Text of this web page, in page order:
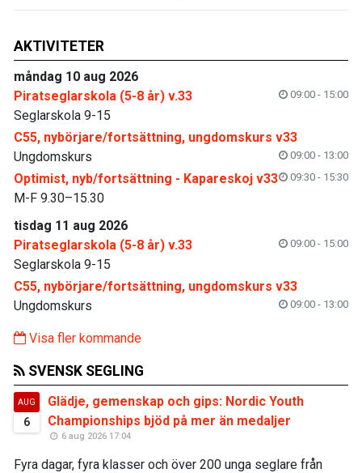
AKTIVITETER
måndag 10 aug 2026
Piratseglarskola (5-8 år) v.33
09:00 - 15:00
Seglarskola 9-15
C55, nybörjare/fortsättning, ungdomskurs v33
09:00 - 13:00
Ungdomskurs
Optimist, nyb/fortsättning - Kapareskoj v33
09:30 - 15:30
M-F 9.30–15.30
tisdag 11 aug 2026
Piratseglarskola (5-8 år) v.33
09:00 - 15:00
Seglarskola 9-15
C55, nybörjare/fortsättning, ungdomskurs v33
09:00 - 13:00
Ungdomskurs
Visa fler kommande
SVENSK SEGLING
AUG
6
Glädje, gemenskap och gips: Nordic Youth
Championships bjöd på mer än medaljer
6 aug 2026 17:04
Fyra dagar, fyra klasser och över 200 unga seglare från